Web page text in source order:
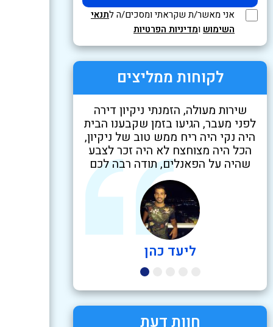
אני מאשר/ת שקראתי ומסכים/ה לתנאי
השימוש ומדיניות הפרטיות
לקוחות ממליצים
עשינו שיפוץ בבית והדירה נראית כמו
אתר בנייה ממש. הצוות של נקי כמו
חדש עשה עבודה מדהימה תוך כמה
שעות הבריקו את הבית, בקושי זיהיתי
אותו, משהו מדהים. עשו הרבה מעבר
למה שסיכמנו וכל זה במחיר מעולה.
תודה רבה לכם
רמי בוקובזה
חוות דעת